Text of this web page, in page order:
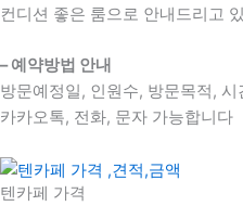
컨디션 좋은 룸으로 안내드리고
– 예약방법 안내
방문예정일, 인원수, 방문목적,
카카오톡, 전화, 문자 가능합니다
텐카페 가격